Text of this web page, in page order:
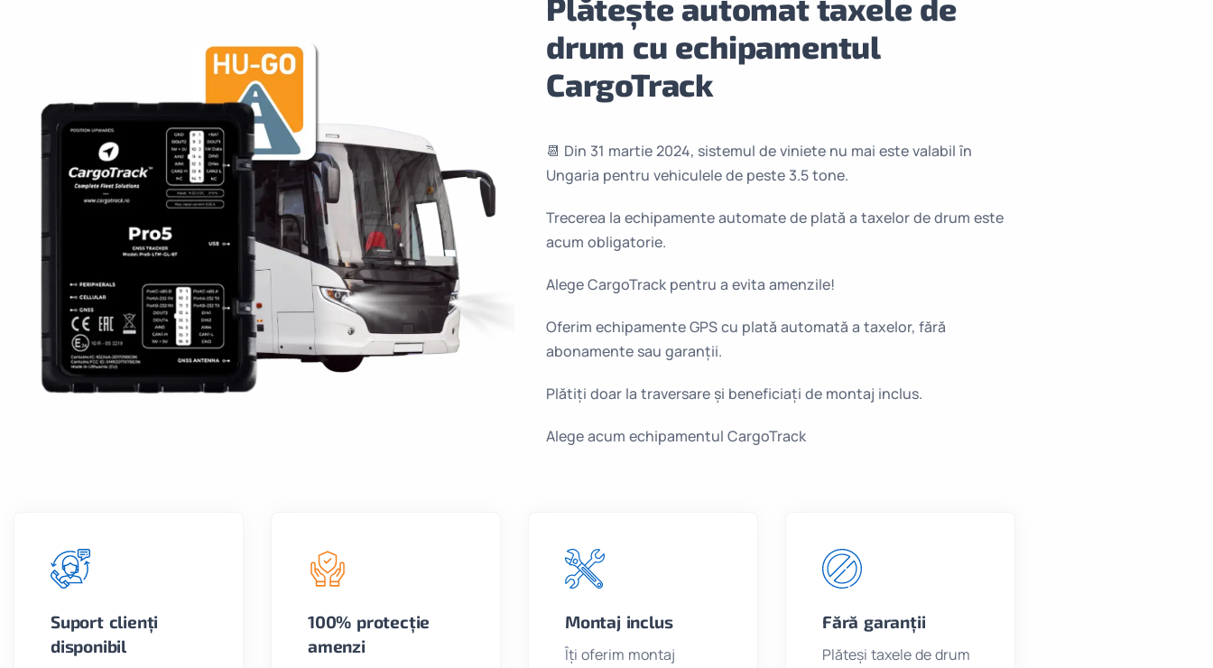
Plătește automat taxele de
drum cu echipamentul
CargoTrack
📆 Din 31 martie 2024, sistemul de viniete nu mai este valabil în
Ungaria pentru vehiculele de peste 3.5 tone.
Trecerea la echipamente automate de plată a taxelor de drum este
acum obligatorie.
Alege CargoTrack pentru a evita amenzile!
Oferim echipamente GPS cu plată automată a taxelor, fără
abonamente sau garanții.
Plătiți doar la traversare și beneficiați de montaj inclus.
Alege acum echipamentul CargoTrack
Suport clienți
disponibil
100% protecție
amenzi
Montaj inclus
Îți oferim montaj
Fără garanții
Plăteși taxele de drum